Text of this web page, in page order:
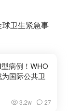
卫生紧急事
病例！WHO
国际公共卫
3.2w 27